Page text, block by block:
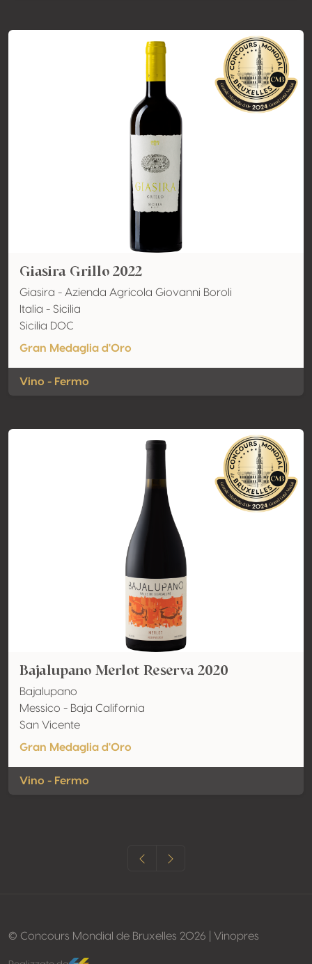
Giasira Grillo 2022
Giasira - Azienda Agricola Giovanni Boroli
Italia - Sicilia
Sicilia DOC
Gran Medaglia d'Oro
Vino - Fermo
Bajalupano Merlot Reserva 2020
Bajalupano
Messico - Baja California
San Vicente
Gran Medaglia d'Oro
Vino - Fermo
© Concours Mondial de Bruxelles 2026 | Vinopres